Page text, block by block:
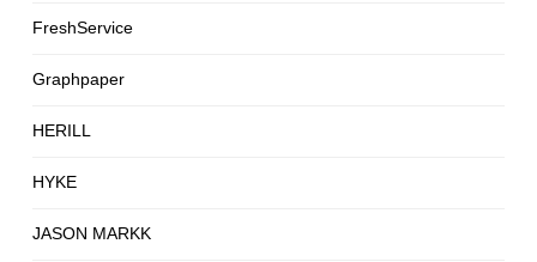
FreshService
Graphpaper
HERILL
HYKE
JASON MARKK